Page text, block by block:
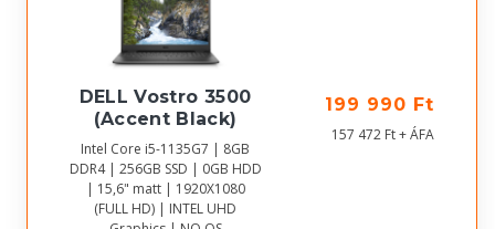
DELL Vostro 3500
(Accent Black)
Intel Core i5-1135G7 | 8GB
DDR4 | 256GB SSD | 0GB HDD
| 15,6" matt | 1920X1080
(FULL HD) | INTEL UHD
199 990 Ft
157 472 Ft + ÁFA